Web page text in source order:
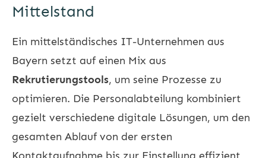
Mittelstand
Ein mittelständisches IT-Unternehmen aus
Bayern setzt auf einen Mix aus
Rekrutierungstools, um seine Prozesse zu
optimieren. Die Personalabteilung kombiniert
gezielt verschiedene digitale Lösungen, um den
gesamten Ablauf von der ersten